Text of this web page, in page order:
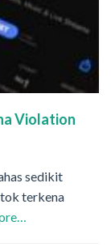
Violation
sedikit
terkena